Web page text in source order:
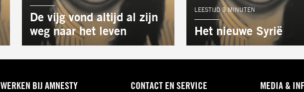
De vijg vond altijd al zijn
weg naar het leven
Het nieuwe Syrië
AUTEUR:
LEESTIJD 3 MINUTEN
WERKEN BIJ AMNESTY CONTACT EN SERVICE MEDIA &